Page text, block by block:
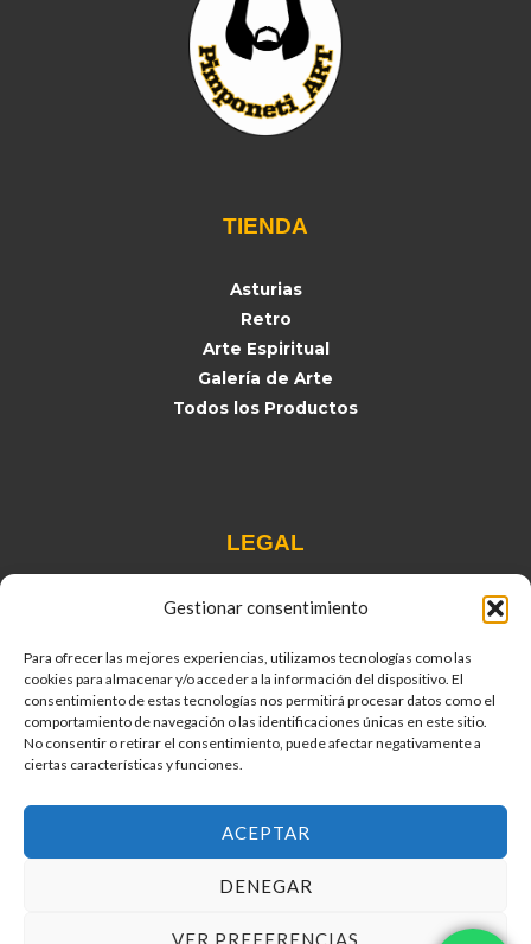
Gestionar consentimiento
Para ofrecer las mejores experiencias, utilizamos tecnologías como las
cookies para almacenar y/o acceder a la información del dispositivo. El
consentimiento de estas tecnologías nos permitirá procesar datos como el
comportamiento de navegación o las identificaciones únicas en este sitio.
No consentir o retirar el consentimiento, puede afectar negativamente a
ciertas características y funciones.
ACEPTAR
DENEGAR
VER PREFERENCIAS
TIENDA
Asturias
Retro
Arte Espiritual
Galería de Arte
Todos los Productos
LEGAL
Términos y Condiciones
Política de Cookies
Condiciones de Venta
Contacto
Copyright © 2026 pimponeti.com. Todos los derechos
reservados.